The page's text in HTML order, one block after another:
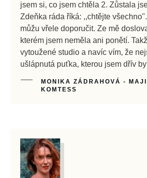
jsem si, co jsem chtěla 2. Zůstala
Zdeňka ráda říká: ,,chtějte
můžu vřele doporučit. Ze mě
kterém jsem neměla ani ponětí.
vytoužené studio a navíc vím, že
ušlápnutá puťka, kterou jsem dřív
MONIKA ZÁDRAHOVÁ -
KOMTESS